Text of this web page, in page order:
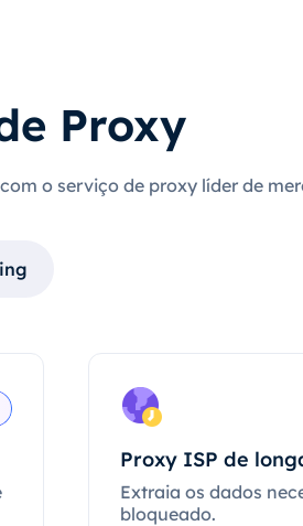
Proxy
o serviço de proxy líder de
Proxy ISP de
Extraia os dados
bloqueado.